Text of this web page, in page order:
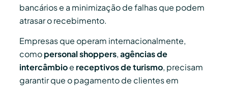
bancários e a minimização de falhas que podem
atrasar o recebimento.
Empresas que operam internacionalmente,
comopersonal shoppers,agências de
intercâmbioe receptivos de turismo, precisam
garantir que o pagamento de clientes em